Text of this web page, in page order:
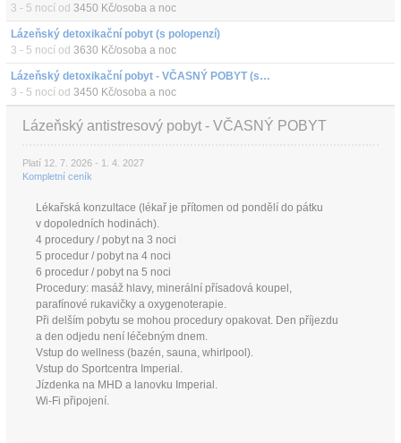
3 - 5 nocí od 3450 Kč/osoba a noc
Lázeňský detoxikační pobyt (s polopenzí)
3 - 5 nocí od 3630 Kč/osoba a noc
Lázeňský detoxikační pobyt - VČASNÝ POBYT (s polopenzí)
3 - 5 nocí od 3450 Kč/osoba a noc
Lázeňský antistresový pobyt - VČASNÝ POBYT
Platí 12. 7. 2026 - 1. 4. 2027
Kompletní ceník
Lékařská konzultace (lékař je přítomen od pondělí do pátku
v dopoledních hodinách).
4 procedury / pobyt na 3 noci
5 procedur / pobyt na 4 noci
6 procedur / pobyt na 5 noci
Procedury: masáž hlavy, minerální přísadová koupel,
parafínové rukavičky a oxygenoterapie.
Při delším pobytu se mohou procedury opakovat. Den příjezdu
a den odjedu není léčebným dnem.
Vstup do wellness (bazén, sauna, whirlpool).
Vstup do Sportcentra Imperial.
Jízdenka na MHD a lanovku Imperial.
Wi-Fi připojení.